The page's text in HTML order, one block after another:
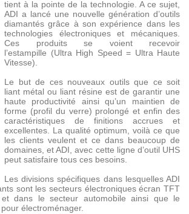
tient à la pointe de la technologie. A ce sujet,
ADI a lancé une nouvelle génération d’outils
diamantés grâce à son expérience dans les
technologies électroniques et mécaniques.
Ces produits se voient recevoir
l’estampille (Ultra High Speed = Ultra Haute
Vitesse).
Le but de ces nouveaux outils que ce soit
liant métal ou liant résine est de garantir une
haute productivité ainsi qu’un maintien de
forme (profil du verre) prolongé et enfin des
caractéristiques de finitions accrues et
excellentes. La qualité optimum, voilà ce que
les clients veulent et ce dans beaucoup de
domaines, et ADI, avec cette ligne d’outil UHS
peut satisfaire tous ces besoins.
Les divisions spécifiques dans lesquelles ADI
sont les secteurs électroniques écran TFT
dans le secteur automobile ainsi que le
électroménager.